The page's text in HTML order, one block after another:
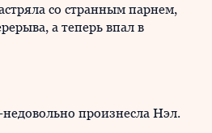
со странным парнем,
а теперь впал в
произнесла Нэл.